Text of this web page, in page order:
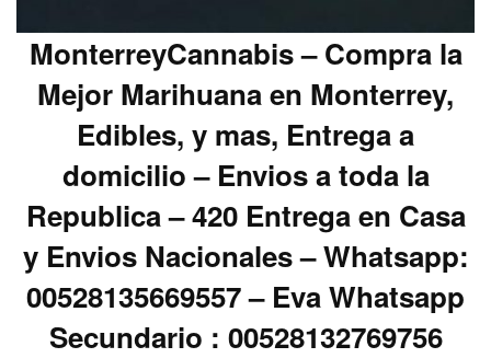
MonterreyCannabis – Compra la
Mejor Marihuana en Monterrey,
Edibles, y mas, Entrega a
domicilio – Envios a toda la
Republica – 420 Entrega en Casa
y Envios Nacionales – Whatsapp:
00528135669557 – Eva Whatsapp
Secundario : 00528132769756